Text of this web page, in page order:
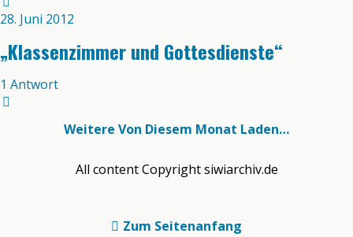
28. Juni 2012
„Klassenzimmer und Gottesdienste“
1 Antwort
Weitere Von Diesem Monat Laden…
All content Copyright siwiarchiv.de
Zum Seitenanfang